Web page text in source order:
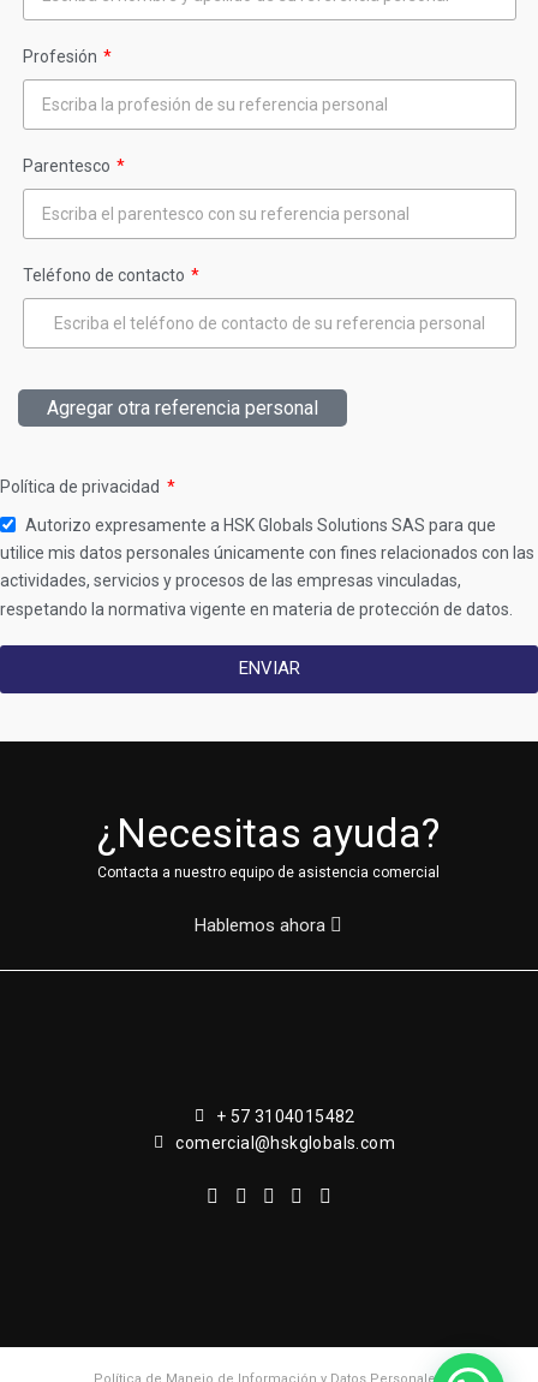
Profesión
Parentesco
Teléfono de contacto
Agregar otra referencia personal
Política de privacidad
Autorizo expresamente a HSK Globals Solutions SAS para que
utilice mis datos personales únicamente con fines relacionados con las
actividades, servicios y procesos de las empresas vinculadas,
respetando la normativa vigente en materia de protección de datos.
ENVIAR
¿Necesitas ayuda?
Contacta a nuestro equipo de asistencia comercial
Hablemos ahora
+ 57 3104015482
comercial@hskglobals.com